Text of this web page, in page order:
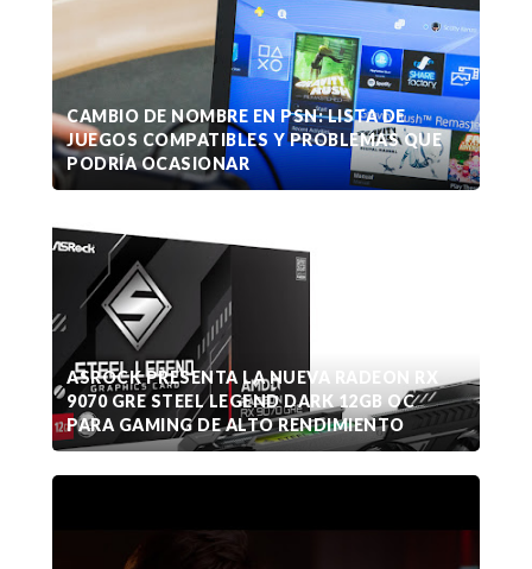
CAMBIO DE NOMBRE EN PSN: LISTA DE
JUEGOS COMPATIBLES Y PROBLEMAS QUE
PODRÍA OCASIONAR
ASROCK PRESENTA LA NUEVA RADEON RX
9070 GRE STEEL LEGEND DARK 12GB OC
PARA GAMING DE ALTO RENDIMIENTO